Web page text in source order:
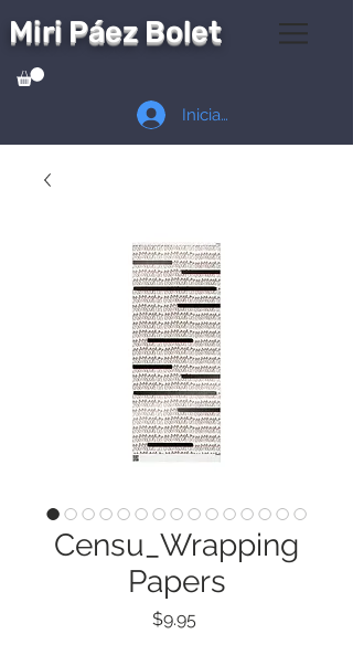
Miri Páez Bolet
Iniciar sesión
Censu_Wrapping
Papers
$9.95Precio